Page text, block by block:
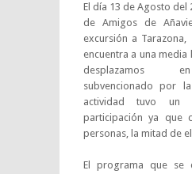
El día 13 de Agosto del
de Amigos de
excursión a
encuentra a una media
desplazamos
subvencionado por
actividad tuvo
participación ya que
personas, la mitad de
El programa que se